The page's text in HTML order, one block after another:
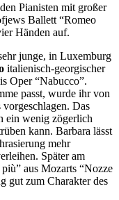
Pianisten mit großer
Ballett “Romeo
Händen auf.
junge, in Luxemburg
italienisch-georgischer
Oper“Nabucco”.
passt, wurde ihr von
Das
ein wenig zögerlich
üben kann. Barbara lässt
mehr
Später am
più” aus Mozarts “Nozze
gut zum Charakter des